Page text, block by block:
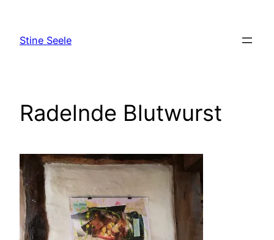
springen
Stine Seele
Radelnde Blutwurst